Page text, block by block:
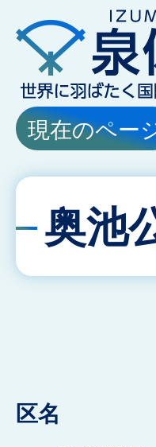
現在のペー
奥池
区名